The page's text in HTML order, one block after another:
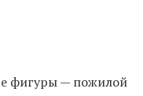
фигуры — пожилой